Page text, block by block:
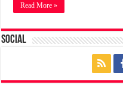
Read More »
Social